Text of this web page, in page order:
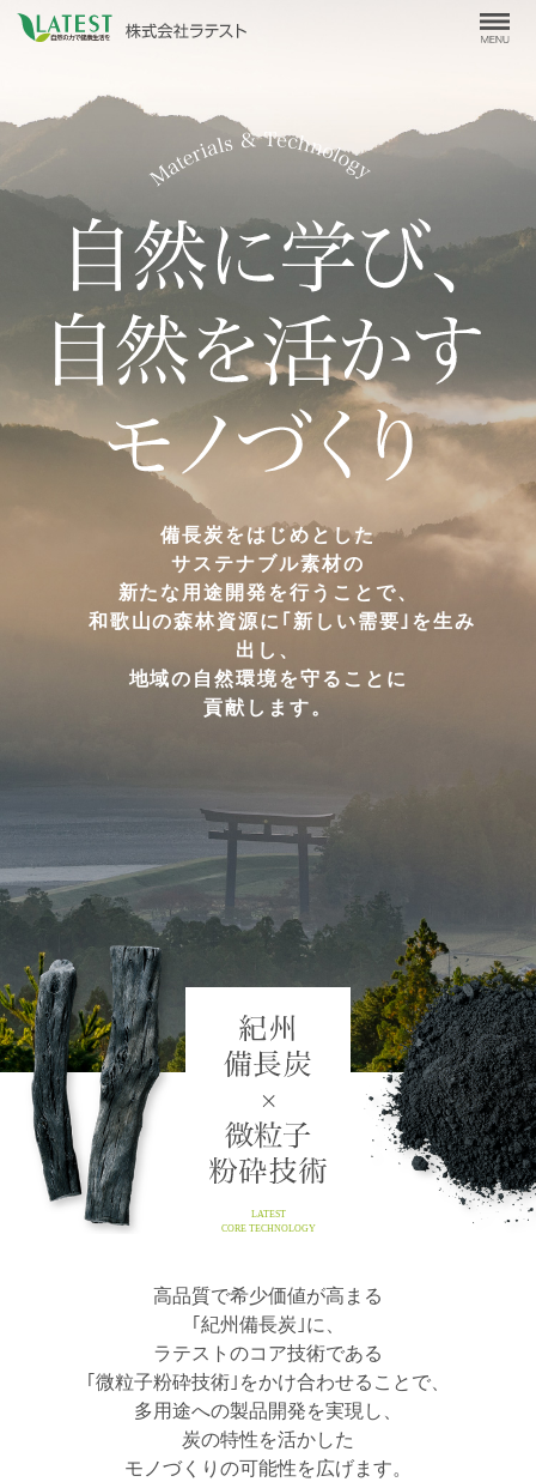
備長炭をはじめとした
サステナブル素材の
新たな用途開発を行うことで、
和歌山の森林資源に｢新しい需要｣を生み
出し、
地域の自然環境を守ることに
貢献します。
LATEST
CORE TECHNOLOGY
高品質で希少価値が高まる
｢紀州備長炭｣に、
ラテストのコア技術である
｢微粒子粉砕技術｣をかけ合わせることで、
多用途への製品開発を実現し、
炭の特性を活かした
モノづくりの可能性を広げます。